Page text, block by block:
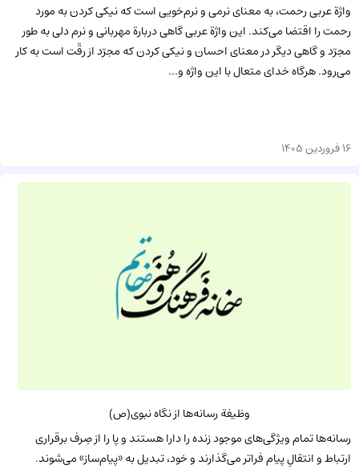
واژة عربی رحمت، به معنای نرمى و نرم‌خويى است كه نيكى كردن به مورد
رحمت را اقتضا مى‌كند. این واژة عربی گاهى دربارة مهربانى و نرم دلى به طور
مجرّد و گاهى دیگر در معناى احسان و نيكى كردن كه مجرّد از رقّت است به كار
مى‌رود. هرگاه خداى متعال با اين واژه و...
16 فروردین 1405
وظیفة رسانه‌ها از نگاه نبوی(ص)
رسانه‌ها تمام ویژگی‌های موجود زنده را دارا هستند و پا را از صِرف برقراری
ارتباط و انتقالِ پیام فراتر می‌گذارند و خود، تبدیل به «پیام‌ساز» می‌شوند.